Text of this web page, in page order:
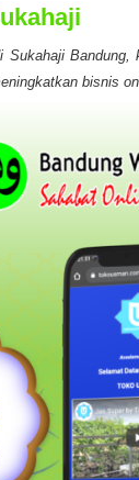
Sukahaji
bisnis